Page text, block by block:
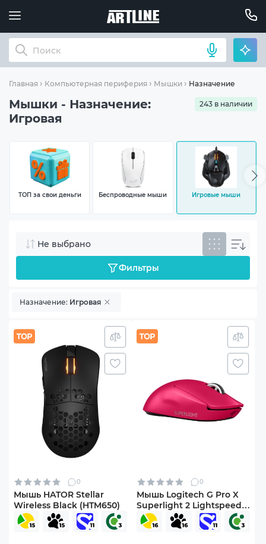
Главная Компьютерная периферия Мышки Назначение:
Мышки - Назначение:
Игровая
243 в наличии
ТОП за свои деньги Беспроводные мыши Игровые мыши
Не выбрано
Фильтры
Назначение: Игровая
0
Мышь HATOR Stellar
Wireless Black (HTM650)
0
Мышь Logitech G Pro X
Superlight 2 Lightspeed
Wireless Magenta (910-
006797)